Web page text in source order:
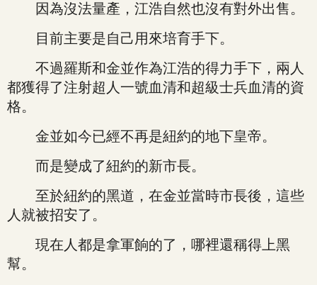
因為沒法量產，江浩自然也沒有對外出售。
目前主要是自己用來培育手下。
不過羅斯和金並作為江浩的得力手下，兩人
都獲得了注射超人一號血清和超級士兵血清的資
格。
金並如今已經不再是紐約的地下皇帝。
而是變成了紐約的新市長。
至於紐約的黑道，在金並當時市長後，這些
人就被招安了。
現在人都是拿軍餉的了，哪裡還稱得上黑
幫。